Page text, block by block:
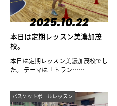
2025.10.22
本日は定期レッスン美濃加茂
校。
本日は定期レッスン美濃加茂校でし
た。 テーマは「トラン……
バスケットボールレッスン